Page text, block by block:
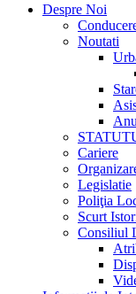
Despre Noi
Noutati
Cariere
Legislatie
Poliţia
Scurt
Consiliul